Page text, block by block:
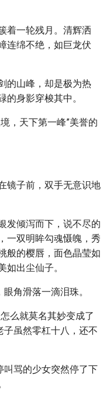
着一轮残月。清辉洒
连绵不绝，如巨龙伏
的山峰，却是极为热
的身影穿梭其中。
，天下第一峰”美誉的
镜子前，双手无意识地
发倾泻而下，说不尽的
一双明眸勾魂慑魄，秀
般的樱唇，面色晶莹如
如出尘仙子。
角滑落一滴泪珠。
么就莫名其妙变成了
子虽然零杠十八，还不
叫骂的少女突然停了下